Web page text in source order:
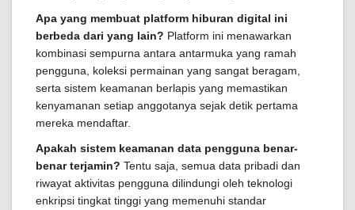
Apa yang membuat platform hiburan digital ini
berbeda dari yang lain? Platform ini menawarkan
kombinasi sempurna antara antarmuka yang ramah
pengguna, koleksi permainan yang sangat beragam,
serta sistem keamanan berlapis yang memastikan
kenyamanan setiap anggotanya sejak detik pertama
mereka mendaftar.
Apakah sistem keamanan data pengguna benar-
benar terjamin? Tentu saja, semua data pribadi dan
riwayat aktivitas pengguna dilindungi oleh teknologi
enkripsi tingkat tinggi yang memenuhi standar